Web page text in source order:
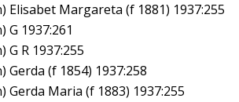
Elisabet Margareta (f 1881) 1937:255
G 1937:261
R 1937:255
Gerda (f 1854) 1937:258
Gerda Maria (f 1883) 1937:255